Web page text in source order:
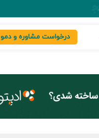
درخواست مشاوره و دمو